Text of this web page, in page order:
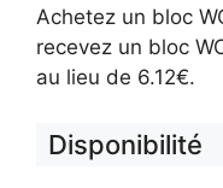
Achetez un bloc
recevez un bloc
au lieu de 6.12€.
Disponibilité